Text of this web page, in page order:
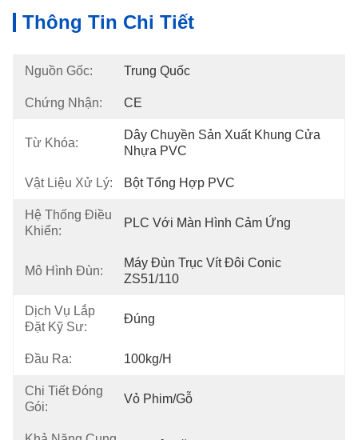
Thông Tin Chi Tiết
Nguồn Gốc: Trung Quốc
Chứng Nhận: CE
Từ Khóa:
Dây Chuyền Sản Xuất Khung Cửa
Nhựa PVC
Vật Liệu Xử Lý: Bột Tổng Hợp PVC
Hệ Thống Điều
Khiển:
PLC Với Màn Hình Cảm Ứng
Mô Hình Đùn:
Máy Đùn Trục Vít Đôi Conic
ZS51/110
Dịch Vụ Lắp
Đặt Kỹ Sư:
Đúng
Đầu Ra: 100kg/h
Chi Tiết Đóng
Gói:
Vỏ Phim/gỗ